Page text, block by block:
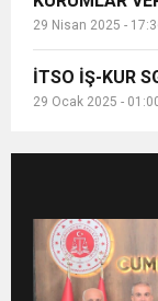
29 Nisan 2025 -
İTSO İŞ-KUR
29 Ocak 2025 -